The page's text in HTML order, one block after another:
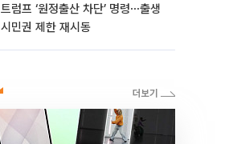
트럼프 ‘원정출산 차단’ 명령⋯출생
시민권 제한 재시동